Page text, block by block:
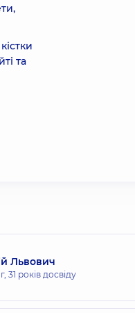
та
Львович
31 років досвіду